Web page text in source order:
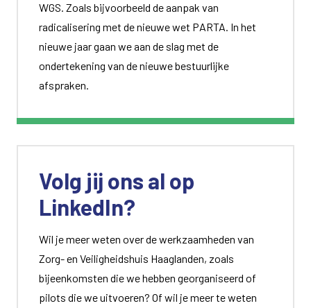
WGS. Zoals bijvoorbeeld de aanpak van
radicalisering met de nieuwe wet PARTA. In het
nieuwe jaar gaan we aan de slag met de
ondertekening van de nieuwe bestuurlijke
afspraken.
Volg jij ons al op
LinkedIn?
Wil je meer weten over de werkzaamheden van
Zorg- en Veiligheidshuis Haaglanden, zoals
bijeenkomsten die we hebben georganiseerd of
pilots die we uitvoeren? Of wil je meer te weten